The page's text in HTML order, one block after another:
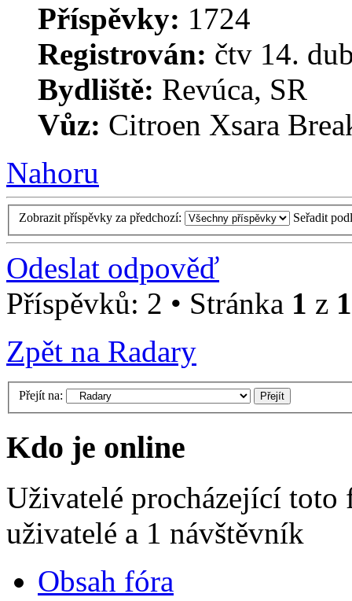
Příspěvky: 1724
Registrován: čtv 14.
Bydliště: Revúca, SR
Vůz: Citroen Xsara
Nahoru
Zobrazit příspěvky za předchozí: Seřadit
Odeslat odpověď
Příspěvků: 2 • Stránka 1 z 1
Zpět na Radary
Přejít na:
Kdo je online
Uživatelé procházející
uživatelé a 1 návštěvník
Obsah fóra